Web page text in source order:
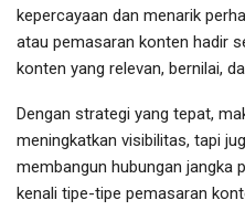
kepercayaan dan menarik
atau pemasaran konten hadir
konten yang relevan, bernilai,
Dengan strategi yang tepat,
meningkatkan visibilitas, tapi
membangun hubungan jangka
kenali tipe-tipe pemasaran